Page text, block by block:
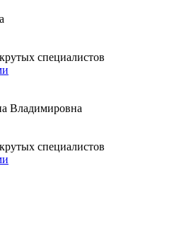
специалистов
Владимировна
специалистов